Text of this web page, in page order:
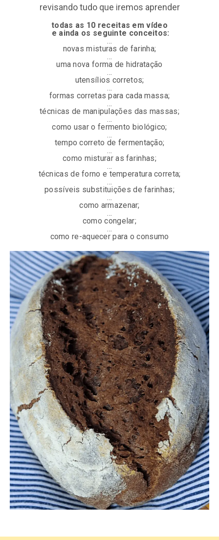
revisando tudo que iremos aprender
todas as 10 receitas em vídeo
e ainda os seguinte conceitos:
…
novas misturas de farinha;
…
uma nova forma de hidratação
…
utensílios corretos;
…
formas corretas para cada massa;
…
técnicas de manipulações das massas;
…
como usar o fermento biológico;
…
tempo correto de fermentação;
…
como misturar as farinhas;
…
técnicas de forno e temperatura correta;
…
possíveis substituições de farinhas;
…
como armazenar;
…
como congelar;
…
como re-aquecer para o consumo